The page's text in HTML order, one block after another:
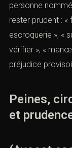
personne
rester prudent :
escroquerie », «
vérifier », «
préjudice
Peines,
et